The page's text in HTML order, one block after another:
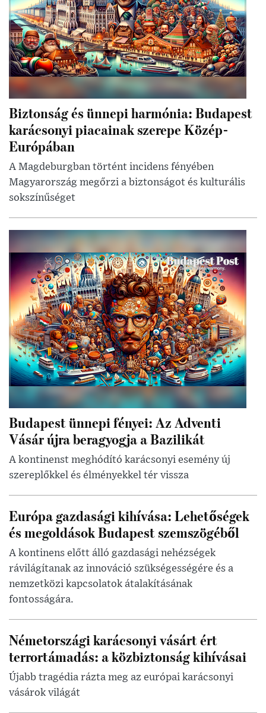
Biztonság és ünnepi harmónia: Budapest
karácsonyi piacainak szerepe Közép-
Európában
A Magdeburgban történt incidens fényében
Magyarország megőrzi a biztonságot és kulturális
sokszínűséget
Budapest ünnepi fényei: Az Adventi
Vásár újra beragyogja a Bazilikát
A kontinenst meghódító karácsonyi esemény új
szereplőkkel és élményekkel tér vissza
Európa gazdasági kihívása: Lehetőségek
és megoldások Budapest szemszögéből
A kontinens előtt álló gazdasági nehézségek
rávilágítanak az innováció szükségességére és a
nemzetközi kapcsolatok átalakításának
fontosságára.
Németországi karácsonyi vásárt ért
terrortámadás: a közbiztonság kihívásai
Újabb tragédia rázta meg az európai karácsonyi
vásárok világát